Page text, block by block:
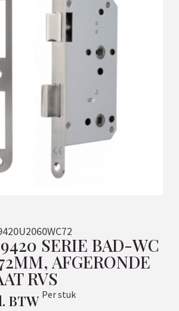
SERIE BAD-WC
AFGERONDE
RVS
BTW Per stuk